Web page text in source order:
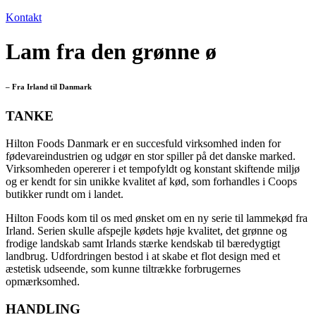
Kontakt
Lam fra den grønne ø
– Fra Irland til Danmark
TANKE
Hilton Foods Danmark er en succesfuld virksomhed inden for
fødevareindustrien og udgør en stor spiller på det danske marked.
Virksomheden opererer i et tempofyldt og konstant skiftende miljø
og er kendt for sin unikke kvalitet af kød, som forhandles i Coops
butikker rundt om i landet.
Hilton Foods kom til os med ønsket om en ny serie til lammekød fra
Irland. Serien skulle afspejle kødets høje kvalitet, det grønne og
frodige landskab samt Irlands stærke kendskab til bæredygtigt
landbrug. Udfordringen bestod i at skabe et flot design med et
æstetisk udseende, som kunne tiltrække forbrugernes
opmærksomhed.
HANDLING